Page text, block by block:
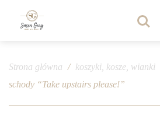
Strona główna / koszyki, kosze, wianki
schody “Take upstairs please!”